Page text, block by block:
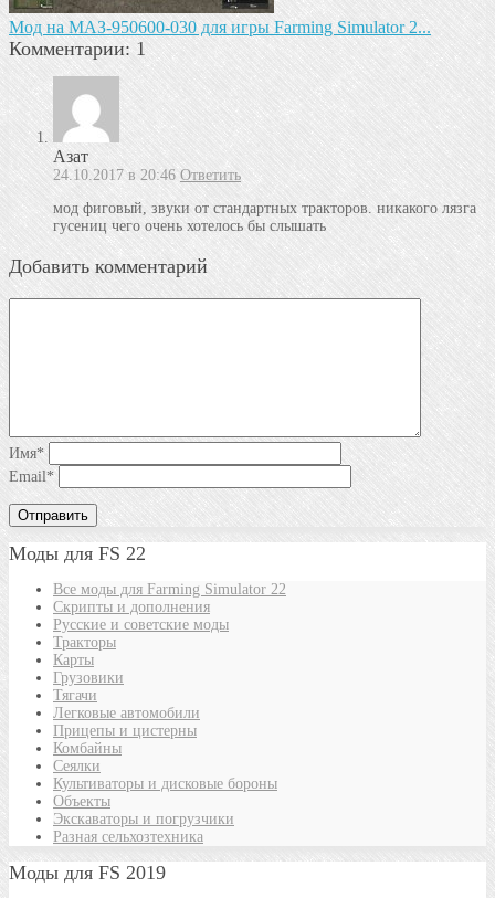
Mод на МАЗ-950600-030 для игры Farming Simulator 2...
Комментарии: 1
Азат
24.10.2017 в 20:46 Ответить
мод фиговый, звуки от стандартных тракторов. никакого лязга
гусениц чего очень хотелось бы слышать
Добавить комментарий
Имя*
Email*
Моды для FS 22
Все моды для Farming Simulator 22
Скрипты и дополнения
Русские и советские моды
Тракторы
Карты
Грузовики
Тягачи
Легковые автомобили
Прицепы и цистерны
Комбайны
Сеялки
Культиваторы и дисковые бороны
Объекты
Экскаваторы и погрузчики
Разная сельхозтехника
Моды для FS 2019